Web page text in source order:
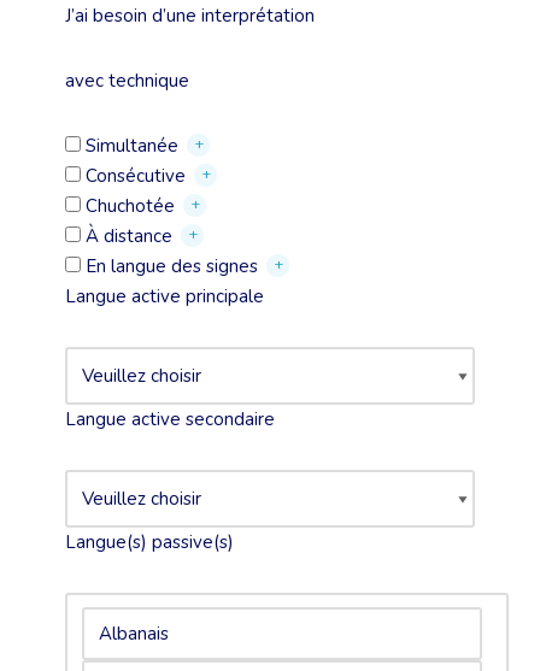
J’ai besoin d’une interprétation
avec technique
Simultanée +
Consécutive +
Chuchotée +
À distance +
En langue des signes +
Langue active principale
Langue active secondaire
Langue(s) passive(s)